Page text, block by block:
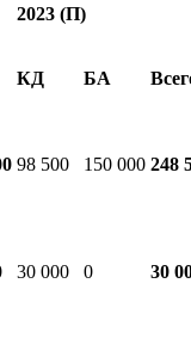
2023 (П)
КД БА
98 500 150 000 248
30 000 0 30